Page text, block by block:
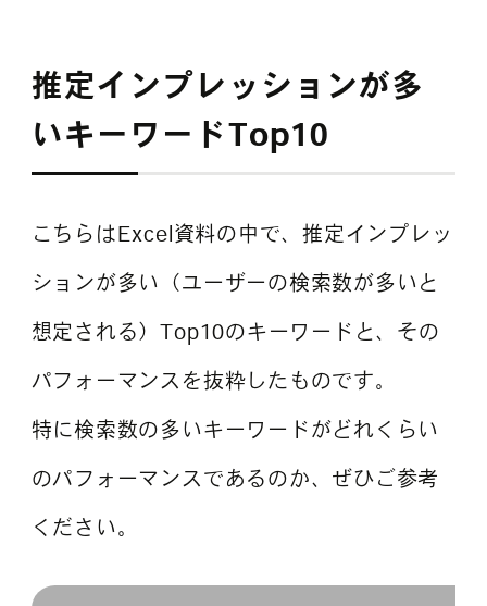
推定インプレッションが多
いキーワードTop10
こちらはExcel資料の中で、推定インプレッ
ションが多い（ユーザーの検索数が多いと
想定される）Top10のキーワードと、その
パフォーマンスを抜粋したものです。
特に検索数の多いキーワードがどれくらい
のパフォーマンスであるのか、ぜひご参考
ください。